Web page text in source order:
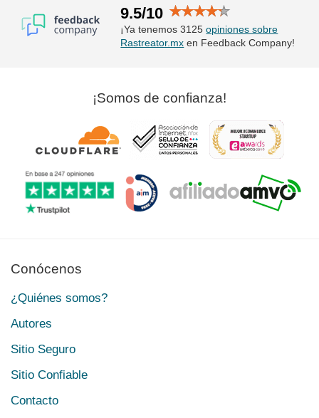
9.5/10
¡Ya tenemos 3125opiniones sobre
Rastreator.mx en Feedback Company!
¡Somos de confianza!
Conócenos
¿Quiénes somos?
Autores
Sitio Seguro
Sitio Confiable
Contacto